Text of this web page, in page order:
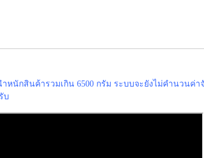
กสินค้ารวมเกิน 6500 กรัม ระบบจะยังไม่คำนวนค่า
บ